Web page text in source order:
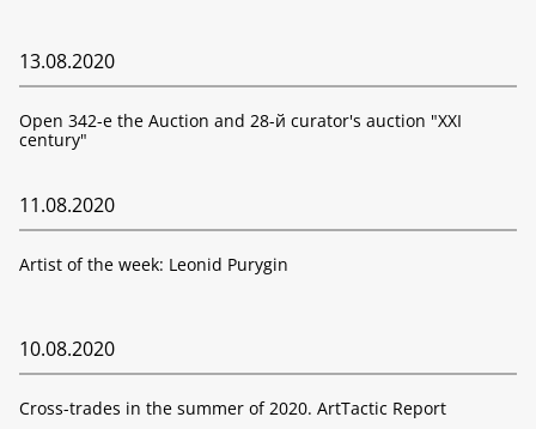
13.08.2020
Open 342-е the Auction and 28-й curator's auction "XXI
century"
11.08.2020
Artist of the week: Leonid Purygin
10.08.2020
Cross-trades in the summer of 2020. ArtTactic Report